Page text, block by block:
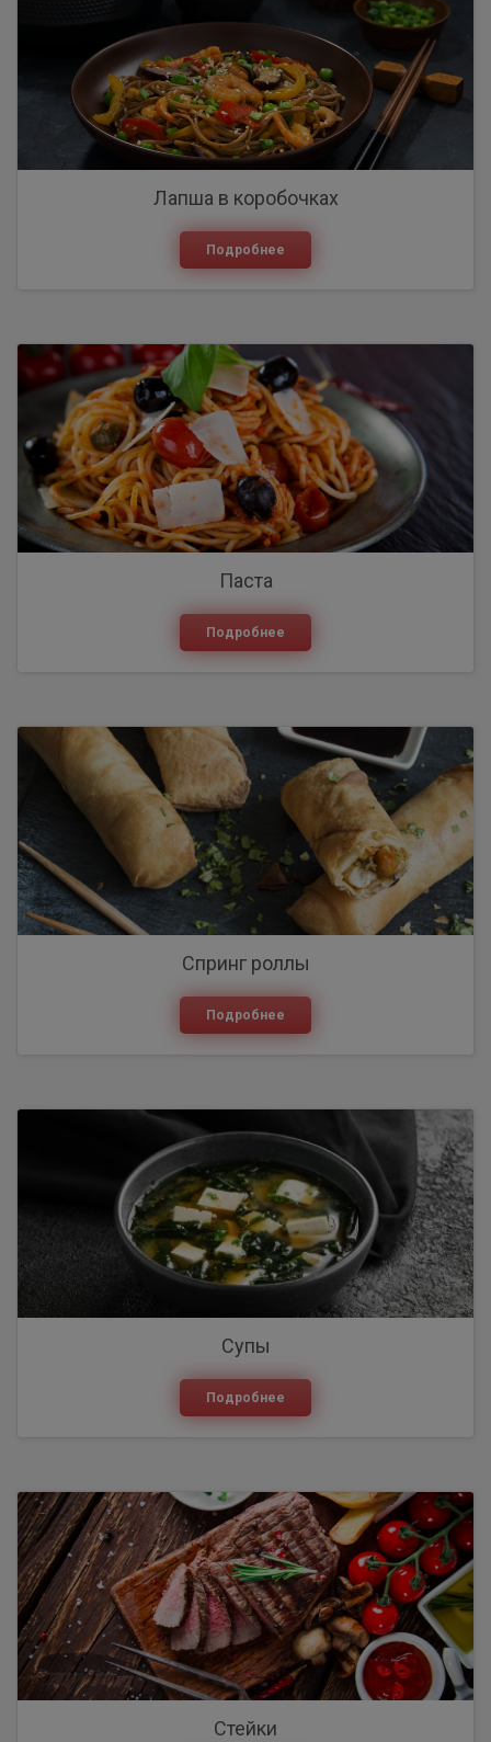
Лапша в коробочках
Подробнее
Паста
Подробнее
Спринг роллы
Подробнее
Супы
Подробнее
Стейки